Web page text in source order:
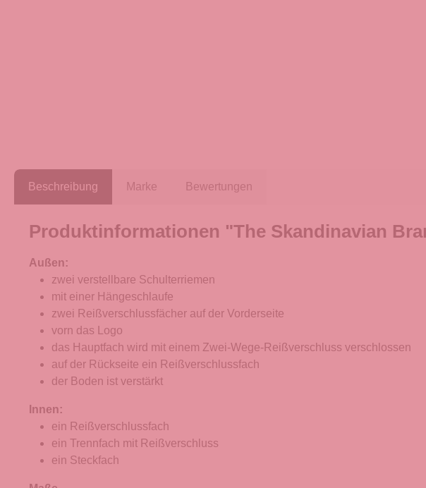
Beschreibung Marke Bewertungen
Produktinformationen "The Skandinavian
Außen:
zwei verstellbare Schulterriemen
mit einer Hängeschlaufe
zwei Reißverschlussfächer auf der Vorderseite
vorn das Logo
das Hauptfach wird mit einem Zwei-Wege-Reißverschluss verschlossen
auf der Rückseite ein Reißverschlussfach
der Boden ist verstärkt
Innen:
ein Reißverschlussfach
ein Trennfach mit Reißverschluss
ein Steckfach